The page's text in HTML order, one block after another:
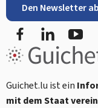
Den Newsletter
FacebookLinkedIn
Guichet.lu ist ein
mit dem Staat